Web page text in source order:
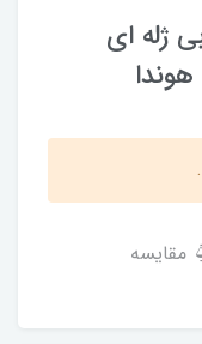
ژله ای
مقایسه